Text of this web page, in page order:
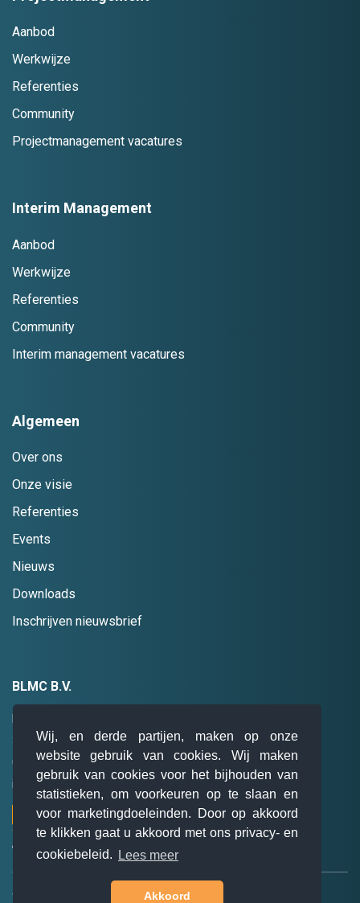
Wij, en derde partijen, maken op onze
website gebruik van cookies. Wij maken
gebruik van cookies voor het bijhouden van
statistieken, om voorkeuren op te slaan en
voor marketingdoeleinden. Door op akkoord
te klikken gaat u akkoord met ons privacy- en
cookiebeleid.
Lees meer
Akkoord
Aanbod
Werkwijze
Referenties
Community
Projectmanagement vacatures
Interim Management
Aanbod
Werkwijze
Referenties
Community
Interim management vacatures
Algemeen
Over ons
Onze visie
Referenties
Events
Nieuws
Downloads
Inschrijven nieuwsbrief
BLMC B.V.
Hogebrinkerweg 19
3871 KM
Hoevelaken
085 0 47 94 28
info@blmc.nl
© BLMC B.V. 2026. Alle rechten voorbehouden.